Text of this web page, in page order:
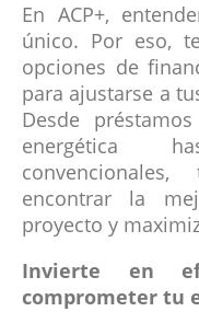
En ACP+,
único. Por eso,
opciones de
para ajustarse a
Desde
energética
encontrar la
proyecto y
Invierte en
comprometer tu